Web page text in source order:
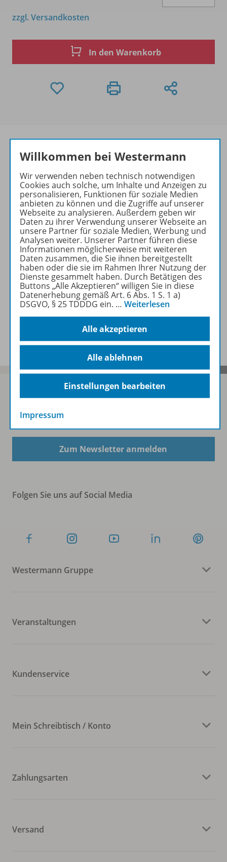
zzgl. Versandkosten
In den Warenkorb
Produktinformationen
Beschreibung
Zugehörige Produkte
Inhaltsverzeichnis
Benachrichtigungs-Service
Sofort profitieren
Zum Newsletter anmelden
Folgen Sie uns auf Social Media
Westermann Gruppe
Veranstaltungen
Kundenservice
Mein Schreibtisch / Konto
Zahlungsarten
Versand
Willkommen bei Westermann
Wir verwenden neben technisch notwendigen
Cookies auch solche, um Inhalte und Anzeigen zu
personalisieren, Funktionen für soziale Medien
anbieten zu können und die Zugriffe auf unserer
Webseite zu analysieren. Außerdem geben wir
Daten zu ihrer Verwendung unserer Webseite an
unsere Partner für soziale Medien, Werbung und
Analysen weiter. Unserer Partner führen diese
Informationen möglicherweise mit weiteren
Daten zusammen, die Sie ihnen bereitgestellt
haben oder die sie im Rahmen Ihrer Nutzung der
Dienste gesammelt haben. Durch Betätigen des
Buttons „Alle Akzeptieren“ willigen Sie in diese
Datenerhebung gemäß Art. 6 Abs. 1 S. 1 a)
DSGVO, § 25 TDDDG ein. … Weiterlesen
Alle akzeptieren
Alle ablehnen
Einstellungen bearbeiten
Impressum